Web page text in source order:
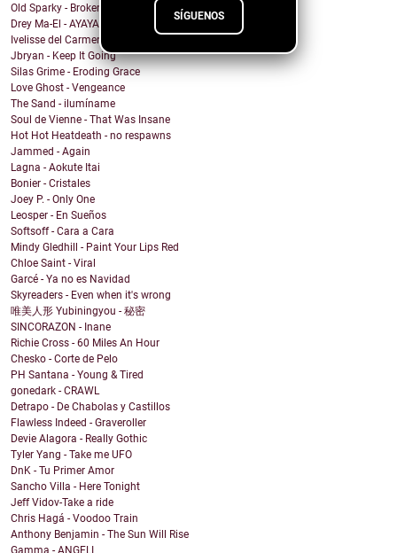
SÍGUENOS
Old Sparky - Broken City Blues
Drey Ma-El - AYAYAI
Ivelisse del Carmen - Mi Sangre Baila
Jbryan - Keep It Going
Silas Grime - Eroding Grace
Love Ghost - Vengeance
The Sand - ilumíname
Soul de Vienne - That Was Insane
Hot Hot Heatdeath - no respawns
Jammed - Again
Lagna - Aokute Itai
Bonier - Cristales
Joey P. - Only One
Leosper - En Sueños
Softsoff - Cara a Cara
Mindy Gledhill - Paint Your Lips Red
Chloe Saint - Viral
Garcé - Ya no es Navidad
Skyreaders - Even when it's wrong
唯美人形 Yubiningyou - 秘密
SINCORAZON - Inane
Richie Cross - 60 Miles An Hour
Chesko - Corte de Pelo
PH Santana - Young & Tired
gonedark - CRAWL
Detrapo - De Chabolas y Castillos
Flawless Indeed - Graveroller
Devie Alagora - Really Gothic
Tyler Yang - Take me UFO
DnK - Tu Primer Amor
Sancho Villa - Here Tonight
Jeff Vidov-Take a ride
Chris Hagá - Voodoo Train
Anthony Benjamin - The Sun Will Rise
Gamma - ANGELI